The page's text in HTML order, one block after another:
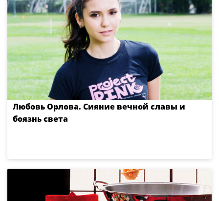
Любовь Орлова. Сияние вечной славы и
боязнь света